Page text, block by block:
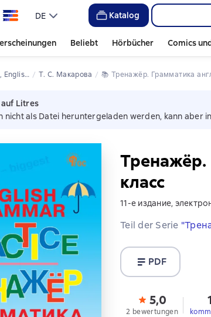
DE Katalog
Beliebt Hörbücher Comics
Т. С. Макарова 📚 Тренажёр. Грамматика
auf Litres
nicht als Datei heruntergeladen werden, kann
Тренажёр.
класс
11-е издание,
Teil der Serie
PDF
5,0
2 bewertungen
1